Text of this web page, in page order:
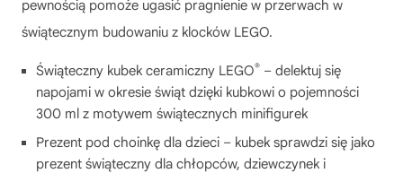
pewnością pomoże ugasić pragnienie w przerwach w
świątecznym budowaniu z klocków LEGO.
Świąteczny kubek ceramiczny LEGO® – delektuj się
napojami w okresie świąt dzięki kubkowi o pojemności
300 ml z motywem świątecznych minifigurek
Prezent pod choinkę dla dzieci – kubek sprawdzi się jako
prezent świąteczny dla chłopców, dziewczynek i